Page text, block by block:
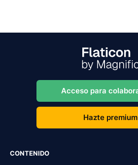
Acceso para
Hazte premium
CONTENIDO